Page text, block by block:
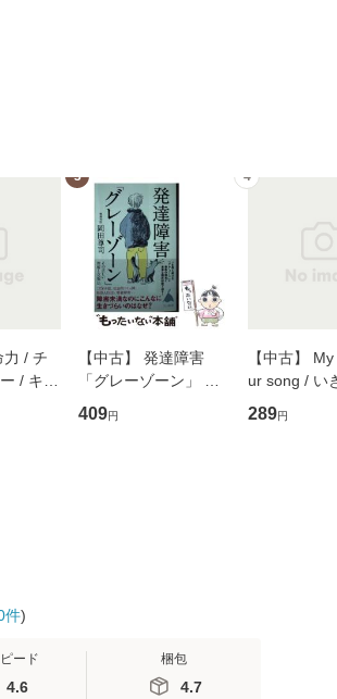
力 / チ
/ キュ
無料】
3
【中古】 発達障害
「グレーゾーン」 そ
の正しい理解と克服法
(SB新書 572) / 岡田尊
409円
4
【中古】
ur song / い
かり / [CD]【メール便
送料無料】
289円
件)
ード
4.6
梱包
4.7